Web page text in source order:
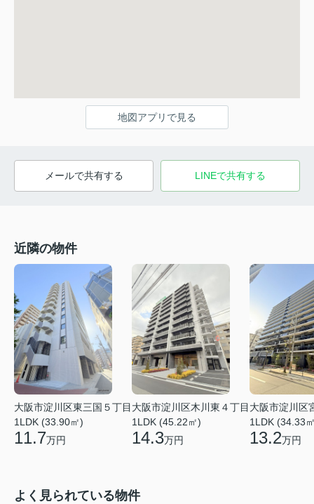
地図アプリで見る
メールで共有する LINEで共有する
近隣の物件
大阪市淀川区東三国５丁目
1LDK (33.90㎡)
11.7万円
大阪市淀川区木川東４丁目
1LDK (45.22㎡)
14.3万円
大阪市淀川区
1LDK (34.33
13.2万円
よく見られている物件